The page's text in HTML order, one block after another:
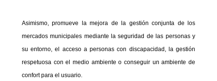
Asimismo, promueve la mejora de la gestión conjunta de los
mercados municipales mediante la seguridad de las personas y
su entorno, el acceso a personas con discapacidad, la gestión
respetuosa con el medio ambiente o conseguir un ambiente de
confort para el usuario.